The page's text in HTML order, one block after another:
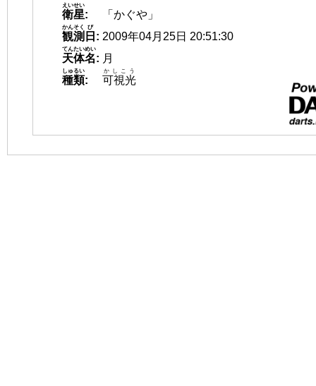
衛星
えいせい
:
「かぐや」
観測
かんそく
日
び
: 2009年04月25日 20:51:30
天体名
てんたいめい
: 月
種類
しゅるい
: 可視光
かしこう